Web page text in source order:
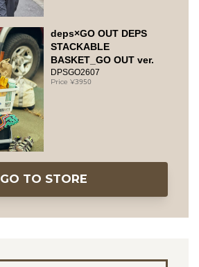
deps×GO OUT DEPS
STACKABLE
BASKET_GO OUT ver.
DPSGO2607
3950
GO TO STORE